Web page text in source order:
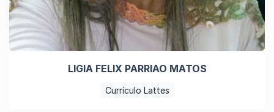
LIGIA FELIX PARRIAO MATOS
Currículo Lattes